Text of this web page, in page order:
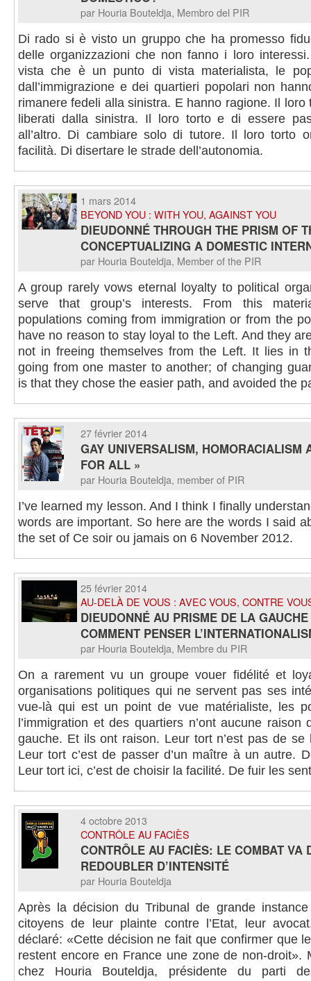
par Houria Bouteldja, Membro del PIR
Di rado si è visto un gruppo che ha promesso
delle organizzazioni che non fanno i loro
vista che è un punto di vista materialista, le
dall’immigrazione e dei quartieri popolari non
rimanere fedeli alla sinistra. E hanno ragione. Il loro
liberati dalla sinistra. Il loro torto e di essere
all’altro. Di cambiare solo di tutore. Il loro torto
facilità. Di disertare le strade dell’autonomia.
1 mars 2014
BEYOND YOU : WITH YOU, AGAINST YOU
DIEUDONNÉ THROUGH THE PRISM OF
CONCEPTUALIZING A DOMESTIC
par Houria Bouteldja, Member of the PIR
A group rarely vows eternal loyalty to political
serve that group’s interests. From this
populations coming from immigration or from the
have no reason to stay loyal to the Left. And they
not in freeing themselves from the Left. It lies in
going from one master to another; of changing
is that they chose the easier path, and avoided the
27 février 2014
GAY UNIVERSALISM, HOMORACIALISM
FOR ALL »
par Houria Bouteldja, member of PIR
I’ve learned my lesson. And I think I finally
words are important. So here are the words I said
the set of Ce soir ou jamais on 6 November 2012.
25 février 2014
AU-DELÀ DE VOUS : AVEC VOUS, CONTRE
DIEUDONNÉ AU PRISME DE LA
COMMENT PENSER
par Houria Bouteldja, Membre du PIR
On a rarement vu un groupe vouer fidélité et
organisations politiques qui ne servent pas ses
vue-là qui est un point de vue matérialiste, les
l’immigration et des quartiers n’ont aucune
gauche. Et ils ont raison. Leur tort n’est pas de se
Leur tort c’est de passer d’un maître à un autre.
Leur tort ici, c’est de choisir la facilité. De fuir les
4 octobre 2013
CONTRÔLE AU FACIÈS
CONTRÔLE AU FACIÈS: LE COMBAT VA
REDOUBLER D’INTENSITÉ
par Houria Bouteldja
Après la décision du Tribunal de grande
citoyens de leur plainte contre l’Etat, leur
déclaré: «Cette décision ne fait que confirmer que
restent encore en France une zone de non-droit».
chez Houria Bouteldja, présidente du parti